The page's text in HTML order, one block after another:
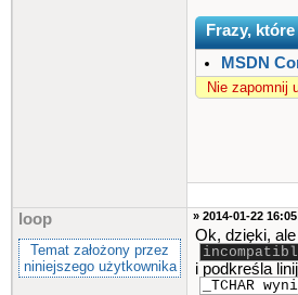
Frazy,
MSDN
Nie zapomnij
loop
Temat założony przez
niniejszego użytkownika
» 2014-01-22
Ok, dzięki,
i podkreśla
_TCHAR